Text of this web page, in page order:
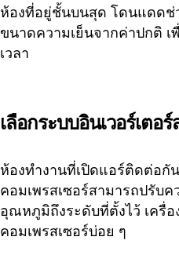
ห้องที่อยู่ชั้นบนสุด โดนแดดช่
ขนาดความเย็นจากค่าปกติ เ
เวลา
เลือกระบบอินเวอร์เตอ
ห้องทำงานที่เปิดแอร์ติดต่อกั
คอมเพรสเซอร์สามารถปรับ
อุณหภูมิถึงระดับที่ตั้งไว้ เครื่
คอมเพรสเซอร์บ่อย ๆ